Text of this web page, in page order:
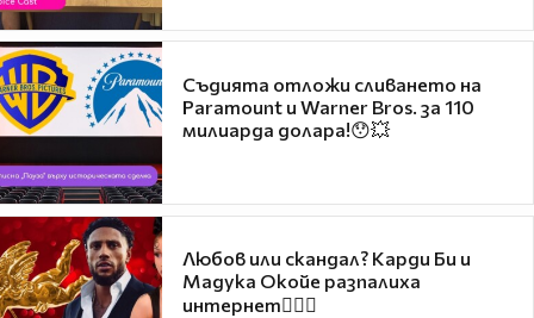
Съдията отложи сливането на
Paramount и Warner Bros. за 110
милиарда долара!😯💥
Любов или скандал? Карди Би и
Мадука Окойе разпалиха
интернет❤️‍🔥🔥